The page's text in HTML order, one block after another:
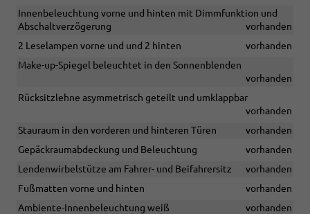
Innenbeleuchtung vorne und hinten mit Dimmfunktion und
Abschaltverzögerung
vorhanden
2 Leselampen vorne und und 2 hinten
vorhanden
Make-up-Spiegel beleuchtet in den Sonnenblenden
vorhanden
Rücksitzlehne asymmetrisch geteilt und umklappbar
vorhanden
Stauraum in den vorderen und hinteren Türen
vorhanden
Gepäckraumabdeckung und Beleuchtung
vorhanden
Lendenwirbelstütze am Fahrer- und Beifahrersitz
vorhanden
Fußmatten vorne und hinten
vorhanden
Ambiente-Innenbeleuchtung weiß
vorhanden